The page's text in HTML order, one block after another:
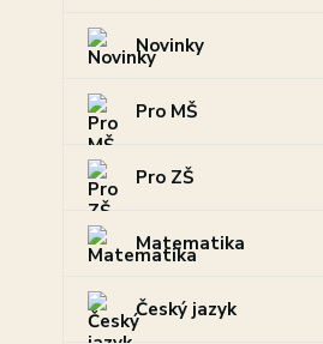
Novinky
Pro MŠ
Pro ZŠ
Matematika
Český jazyk